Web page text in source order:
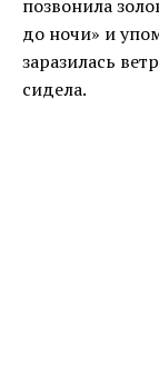
позвонила
до ночи» и
заразилась
сидела.